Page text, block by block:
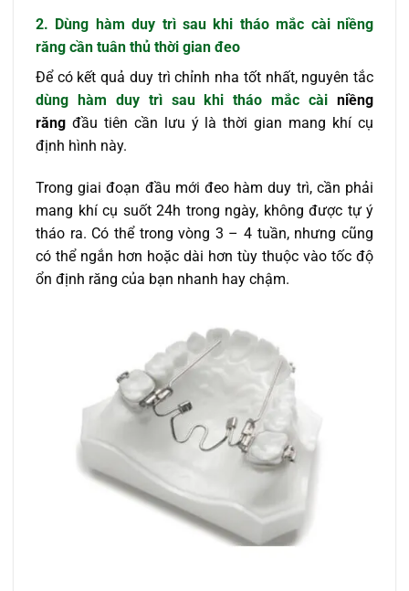
2. Dùng hàm duy trì sau khi tháo mắc cài niềng
răng cần tuân thủ thời gian đeo
Để có kết quả duy trì chỉnh nha tốt nhất, nguyên tắc
dùng hàm duy trì sau khi tháo mắc cài niềng
răng đầu tiên cần lưu ý là thời gian mang khí cụ
định hình này.
Trong giai đoạn đầu mới đeo hàm duy trì, cần phải
mang khí cụ suốt 24h trong ngày, không được tự ý
tháo ra. Có thể trong vòng 3 – 4 tuần, nhưng cũng
có thể ngắn hơn hoặc dài hơn tùy thuộc vào tốc độ
ổn định răng của bạn nhanh hay chậm.